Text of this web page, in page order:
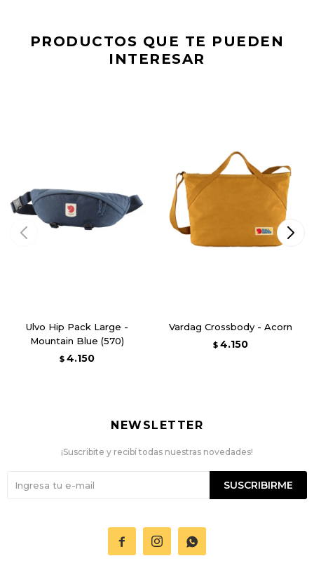
PRODUCTOS QUE TE PUEDEN
INTERESAR
Ulvo Hip Pack Large -
Mountain Blue (570)
$ 4.150
Vardag Crossbody - Acorn
$ 4.150
  
NEWSLETTER
¡Suscribite y recibí todas nuestras novedades!
SUSCRIBIRME